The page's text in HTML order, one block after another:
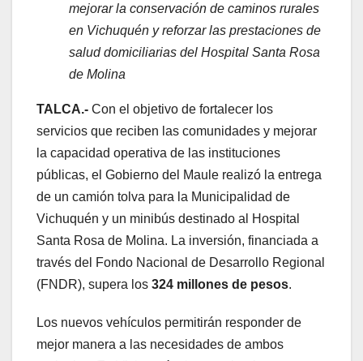
mejorar la conservación de caminos rurales
en Vichuquén y reforzar las prestaciones de
salud domiciliarias del Hospital Santa Rosa
de Molina
TALCA.- Con el objetivo de fortalecer los
servicios que reciben las comunidades y mejorar
la capacidad operativa de las instituciones
públicas, el Gobierno del Maule realizó la entrega
de un camión tolva para la Municipalidad de
Vichuquén y un minibús destinado al Hospital
Santa Rosa de Molina. La inversión, financiada a
través del Fondo Nacional de Desarrollo Regional
(FNDR), supera los 324 millones de pesos.
Los nuevos vehículos permitirán responder de
mejor manera a las necesidades de ambos